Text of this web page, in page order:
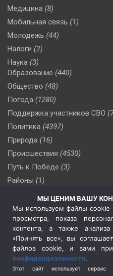
Медицина (8)
Мобильная связь (1)
Молодежь (44)
Налоги (2)
Наука (3)
Образование (440)
Общество (48)
Погода (1280)
Поддержка участников СВО
Политика (4397)
Природа (16)
Происшествия (4530)
Путь к Победе (3)
Районы (1)
(510)
Сельское хозяйство (3)
Социальная политика
(3)
Спецоперация в Украине
Спецоперация на Украине
Спорт (740)
МЫ ЦЕНИМ ВАШУ
Мы используем файлы cookie
просмотра, показа
контента, а также
«Принять все», вы
файлов cookie, и вами
конфиденциальности.
Этот сайт использует сервис